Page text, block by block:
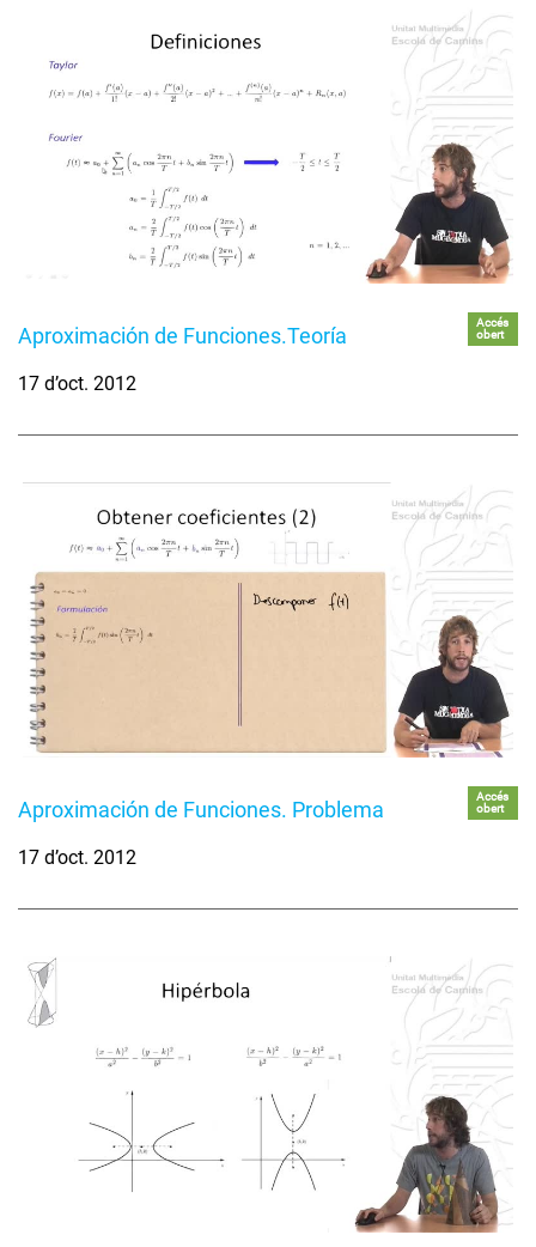
Aproximación de Funciones.Teoría
Accés
obert
17 d’oct. 2012
Aproximación de Funciones. Problema
Accés
obert
17 d’oct. 2012